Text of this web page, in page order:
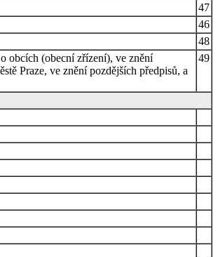
47
46
48
obcích (obecní zřízení), ve znění
Praze, ve znění pozdějších předpisů, a
49